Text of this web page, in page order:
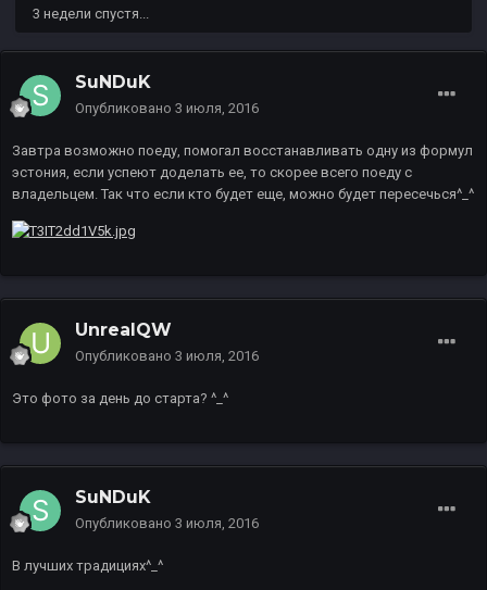
3 недели спустя...
SuNDuK
Опубликовано 3 июля, 2016
Завтра возможно поеду, помогал восстанавливать одну из формул
эстония, если успеют доделать ее, то скорее всего поеду с
владельцем. Так что если кто будет еще, можно будет пересечься^_^
UnrealQW
Опубликовано 3 июля, 2016
Это фото за день до старта? ^_^
SuNDuK
Опубликовано 3 июля, 2016
В лучших традициях^_^